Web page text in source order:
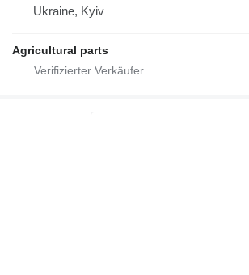
Ukraine, Kyiv
Agricultural parts